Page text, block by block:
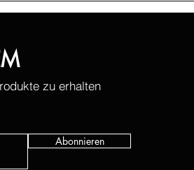
zu erhalten
Abonnieren